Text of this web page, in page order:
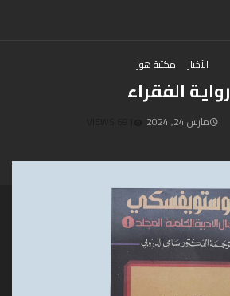
الأخبار مكتبة هوز
رواية الفقراء
مارس 24, 2024